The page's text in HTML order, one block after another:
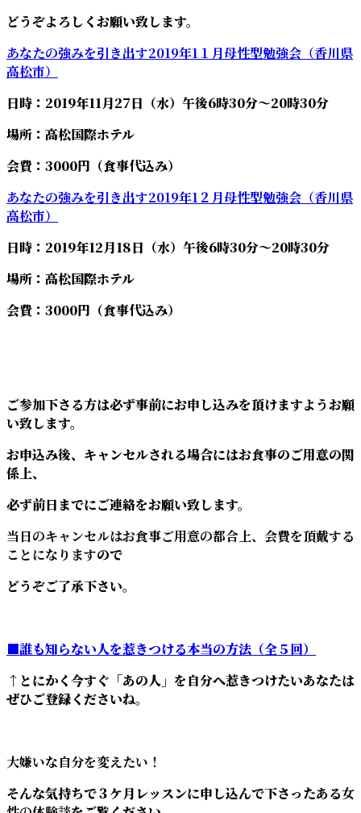
どうぞよろしくお願い致します。
あなたの強みを引き出す2019年1１月母性型勉強会（香川県
高松市）
日時：2019年11月27日（水）午後6時30分～20時30分
場所：高松国際ホテル
会費：3000円（食事代込み）
あなたの強みを引き出す2019年1２月母性型勉強会（香川県
高松市）
日時：2019年12月18日（水）午後6時30分～20時30分
場所：高松国際ホテル
会費：3000円（食事代込み）
ご参加下さる方は必ず事前にお申し込みを頂けますようお願
い致します。
お申込み後、キャンセルされる場合にはお食事のご用意の関
係上、
必ず前日までにご連絡をお願い致します。
当日のキャンセルはお食事ご用意の都合上、会費を頂戴する
ことになりますので
どうぞご了承下さい。
■誰も知らない人を惹きつける本当の方法（全５回）
↑とにかく今すぐ「あの人」を自分へ惹きつけたいあなたは
ぜひご登録くださいね。
大嫌いな自分を変えたい！
そんな気持ちで３ケ月レッスンに申し込んで下さったある女